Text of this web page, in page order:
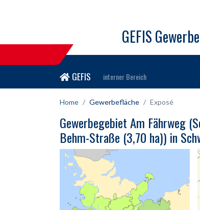
GEFIS
GEFIS interner Bereich
Home Gewerbefläche Exposé
Gewerbegebiet Am Fährweg
Behm-Straße (3,70 ha)) in